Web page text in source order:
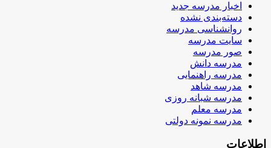
اخبار مدرسه جدید
دسته‌بندی نشده
روانشناسی مدرسه
سایت مدرسه
صور مدرسه
مدرسه دانش
مدرسه راهنمایی
مدرسه شاهد
مدرسه شبانه روزی
مدرسه معلم
مدرسه نمونه دولتی
اطلاعات